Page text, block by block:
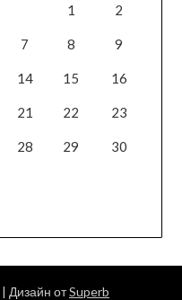
1
2
7 8 9
14 15 16
21 22 23
28 29 30
| Дизайн отSuperb